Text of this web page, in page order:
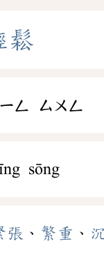
鬆
ㄥ ㄙㄨㄥ
sōng
張 、 繁重 、